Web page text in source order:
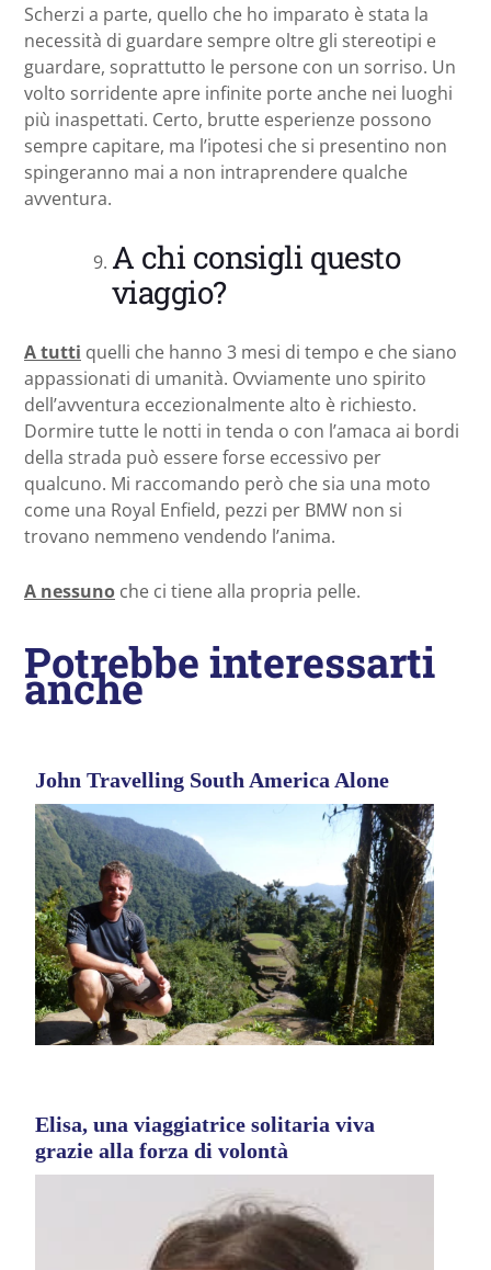
Scherzi a parte, quello che ho imparato è stata la
necessità di guardare sempre oltre gli stereotipi e
guardare, soprattutto le persone con un sorriso. Un
volto sorridente apre infinite porte anche nei luoghi
più inaspettati. Certo, brutte esperienze possono
sempre capitare, ma l’ipotesi che si presentino non
spingeranno mai a non intraprendere qualche
avventura.
A chi consigli questo
viaggio?
A tutti quelli che hanno 3 mesi di tempo e che siano
appassionati di umanità. Ovviamente uno spirito
dell’avventura eccezionalmente alto è richiesto.
Dormire tutte le notti in tenda o con l’amaca ai bordi
della strada può essere forse eccessivo per
qualcuno. Mi raccomando però che sia una moto
come una Royal Enfield, pezzi per BMW non si
trovano nemmeno vendendo l’anima.
A nessuno che ci tiene alla propria pelle.
Potrebbe interessarti
anche
John Travelling South America Alone
Elisa, una viaggiatrice solitaria viva
grazie alla forza di volontà